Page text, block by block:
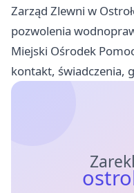
Zarząd Zlewni w
pozwolenia
Miejski Ośrodek
kontakt, świadczenia,